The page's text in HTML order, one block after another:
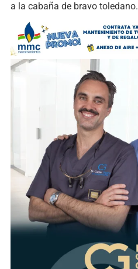
a la cabaña de bravo toledano.